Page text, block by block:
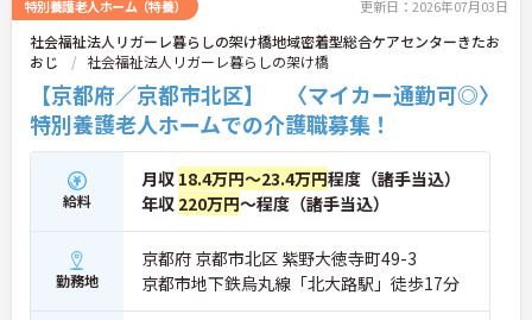
特別養護老人ホーム（特養） 更新日：2026年07月03日
社会福祉法人リガーレ暮らしの架け橋地域密着型総合ケアセンターきたお
おじ
社会福祉法人リガーレ暮らしの架け橋
【京都府／京都市北区】 〈マイカー通勤可◎〉
特別養護老人ホームでの介護職募集！
給料
月収 18.4万円～23.4万円程度（諸手当込）
年収 220万円～程度（諸手当込）
勤務地
京都府 京都市北区 紫野大徳寺町49-3
京都市地下鉄烏丸線「北大路駅」徒歩17分